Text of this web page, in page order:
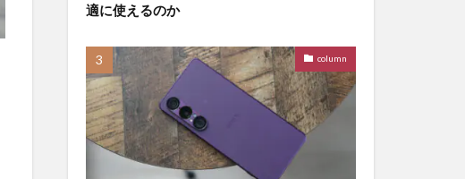
適に使えるのか
column